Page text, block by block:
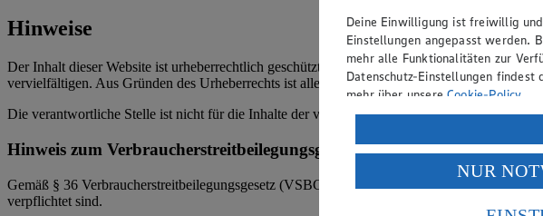
Hinweise
Der Inhalt dieser Website ist urheberrechtlich geschützt. Der Herausgeber gewährt Ihnen
vervielfältigen. Aus Gründen des Urheberrechts ist allerdings die Speicherung und
Die verantwortliche Stelle ist nicht für die Inhalte der versendeten Angebotsinformationen
Hinweis zum Verbraucherstreitbeilegungsgesetz
Gemäß § 36 Verbraucherstreitbeilegungsgesetz (VSBG) weisen wir darauf hin, dass wir
verpflichtet sind.
Deine Einwilligung ist freiwillig
Einstellungen angepasst werden.
mehr alle Funktionalitäten zur
Datenschutz-Einstellungen findest
mehr über unsereCookie-Policy.
Verarbeitung deiner
Wenn du auf „Aktivieren“
ein, dass deine Daten in den USA
einem nach europäischen
Risiko eines Zugriffs durch US-
NUR